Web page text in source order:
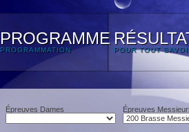
PROGRAMME
PROGRAMMATION POUR TOUT
Épreuves Dames Épreuves